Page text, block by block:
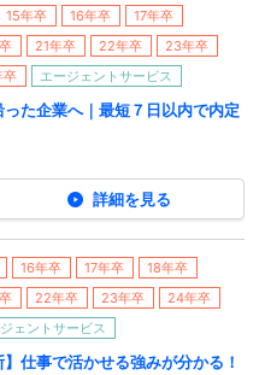
15年卒 16年卒
17年卒
21年卒 22年卒
23年卒
卒 エージェントサービス
た企業へ｜最短７日以内で内定
詳細を見る
16年卒 17年卒
18年卒
22年卒 23年卒
24年卒
ェントサービス
】仕事で活かせる強みが分かる！